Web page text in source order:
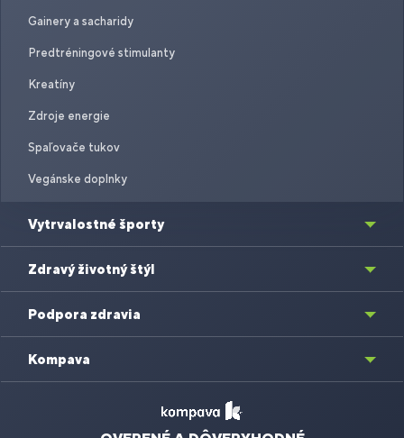
Gainery a sacharidy
Predtréningové stimulanty
Kreatíny
Zdroje energie
Spaľovače tukov
Vegánske doplnky
Vytrvalostné športy
Zdravý životný štýl
Podpora zdravia
Kompava